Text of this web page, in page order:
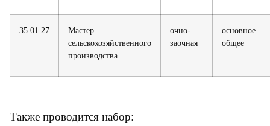
35.01.27
Мастер
сельскохозяйственного
производства
очно-
заочная
основное
общее
Также проводится набор: